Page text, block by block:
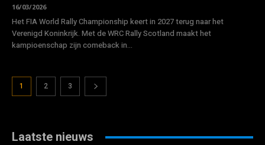
16/03/2026
Het FIA World Rally Championship keert in 2027 terug naar het
Verenigd Koninkrijk. Met de WRC Rally Scotland maakt het
kampioenschap zijn comeback in...
1 2 3
Laatste nieuws